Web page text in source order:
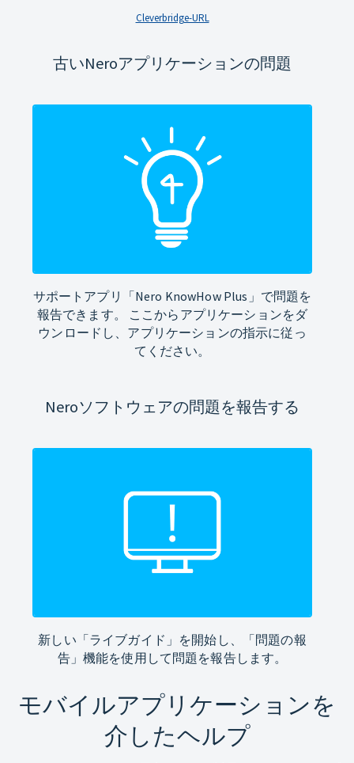
Cleverbridge-URL
古いNeroアプリケーションの問題
サポートアプリ「Nero KnowHow Plus」で問題を
報告できます。 ここからアプリケーションをダ
ウンロードし、アプリケーションの指示に従っ
てください。
Neroソフトウェアの問題を報告する
新しい「ライブガイド」を開始し、「問題の報
告」機能を使用して問題を報告します。
モバイルアプリケーションを
介したヘルプ